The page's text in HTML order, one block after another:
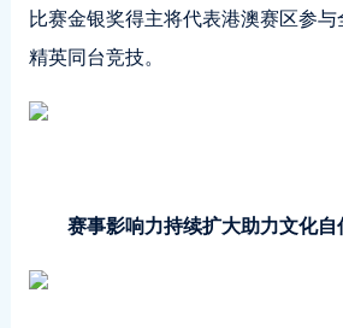
比赛金银奖得主将代表港澳赛区参
精英同台竞技。
赛事影响力持续扩大助力文化自